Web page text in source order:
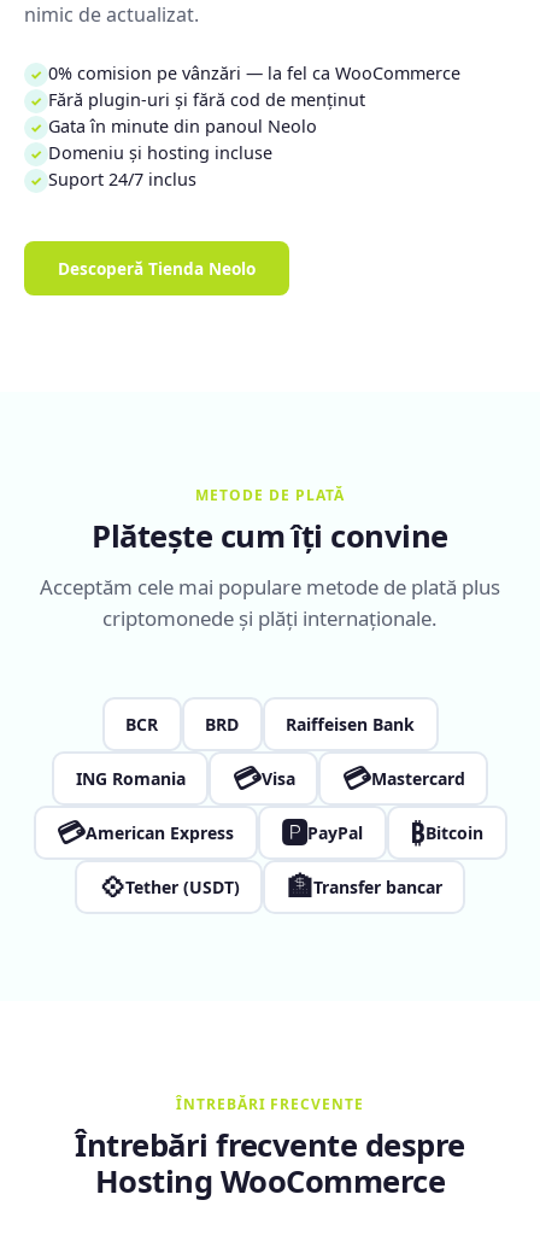
nimic de actualizat.
✓ 0% comision pe vânzări — la fel ca WooCommerce
✓ Fără plugin-uri și fără cod de menținut
✓ Gata în minute din panoul Neolo
✓ Domeniu și hosting incluse
✓ Suport 24/7 inclus
Descoperă Tienda Neolo
METODE DE PLATĂ
Plătește cum îți convine
Acceptăm cele mai populare metode de plată plus
criptomonede și plăți internaționale.
BCR BRD Raiffeisen Bank
ING Romania 💳Visa 💳Mastercard
💳American Express 🅿PayPal ₿Bitcoin
💠Tether (USDT) 🏦Transfer bancar
ÎNTREBĂRI FRECVENTE
Întrebări frecvente despre
Hosting WooCommerce